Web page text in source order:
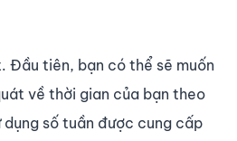
Đầu tiên, bạn có thể sẽ muốn
về thời gian của bạn theo
số tuần được cung cấp